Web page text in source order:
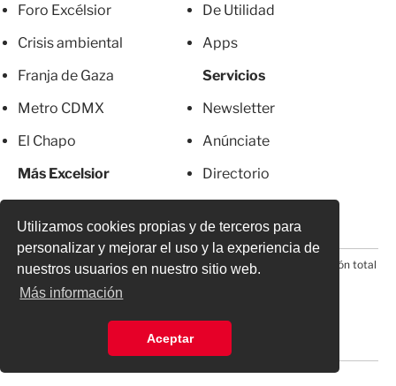
Utilizamos cookies propias y de terceros para
personalizar y mejorar el uso y la experiencia de
nuestros usuarios en nuestro sitio web.
Más información
Aceptar
Foro Excélsior
Crisis ambiental
Franja de Gaza
Metro CDMX
El Chapo
Más Excelsior
De Utilidad
Apps
Servicios
Newsletter
Anúnciate
Directorio
© 2026 Todos los derechos reservados. Prohibida la reproducción total
o parcial, incluyendo cualquier medio electrónico*